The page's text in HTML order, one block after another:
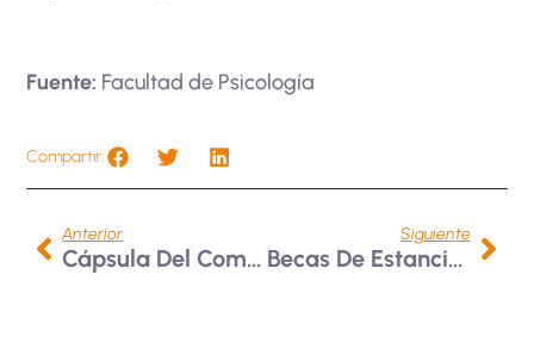
Fuente: Facultad de Psicología
Compartir:
Anterior
Cápsula Del Comité De Bioética N° 6
Siguiente
Becas De Estancia Científica De Alto Nivel (SSHN) 2024